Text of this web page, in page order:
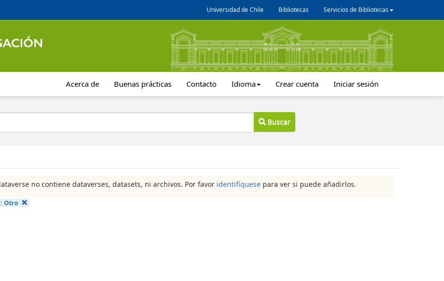
Universidad de Chile Bibliotecas Servicios de Bibliotecas
Acerca de Buenas prácticas Contacto Idioma Crear cuenta Iniciar sesión
Buscar
no contiene dataverses, datasets, ni archivos. Por favor identifíquese para ver si puede añadirlos.
Otro